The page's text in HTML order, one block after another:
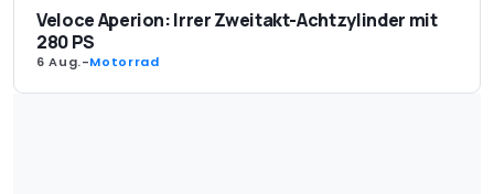
Veloce Aperion: Irrer Zweitakt-Achtzylinder mit
280 PS
6 Aug.-Motorrad